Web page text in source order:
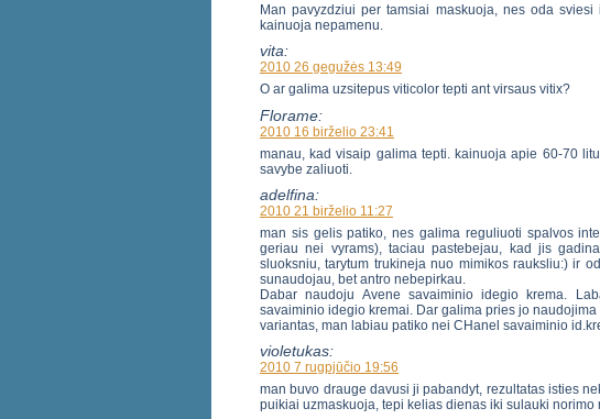
Man pavyzdziui per tamsiai maskuoja, nes oda
kainuoja nepamenu.
vita:
2010 26 gegužės 13:49
O ar galima uzsitepus viticolor tepti ant virsaus vitix?
Florame:
2010 16 birželio 23:41
manau, kad visaip galima tepti. kainuoja apie 60-70
savybe zaliuoti.
adelfina:
2010 21 birželio 11:27
man sis gelis patiko, nes galima reguliuoti spalvos
geriau nei vyrams), taciau pastebejau, kad jis
sluoksniu, tarytum trukineja nuo mimikos rauksliu:) ir
sunaudojau, bet antro nebepirkau.
Dabar naudoju Avene savaiminio idegio krema.
savaiminio idegio kremai. Dar galima pries jo
variantas, man labiau patiko nei CHanel savaiminio
violetukas:
2010 7 rugpjūčio 19:56
man buvo drauge davusi ji pabandyt, rezultatas isties
puikiai uzmaskuoja, tepi kelias dienas iki sulauki